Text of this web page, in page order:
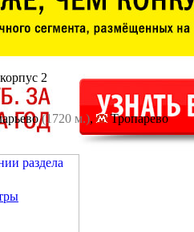
2
(1720 м.),
Тропарево